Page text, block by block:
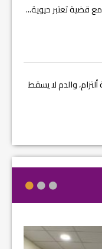
قضية تعتبر حيوية...
والدم لا يسقط